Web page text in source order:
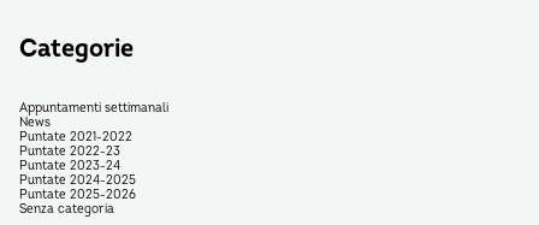
Categorie
Appuntamenti settimanali
News
Puntate 2021-2022
Puntate 2022-23
Puntate 2023-24
Puntate 2024-2025
Puntate 2025-2026
Senza categoria